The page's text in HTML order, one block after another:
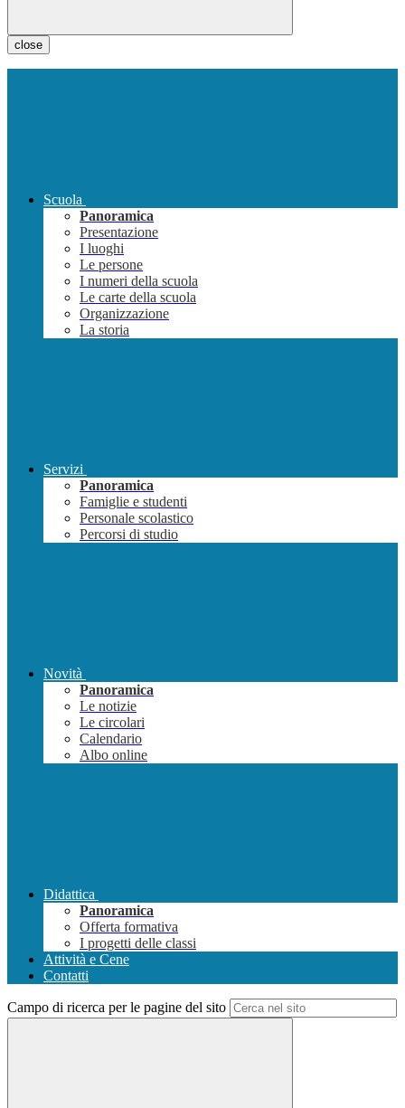
close
Scuola
Panoramica
Presentazione
I luoghi
Le persone
I numeri della scuola
Le carte della scuola
Organizzazione
La storia
Servizi
Panoramica
Famiglie e studenti
Personale scolastico
Percorsi di studio
Novità
Panoramica
Le notizie
Le circolari
Calendario
Albo online
Didattica
Panoramica
Offerta formativa
I progetti delle classi
Attività e Cene
Contatti
Campo di ricerca per le pagine del sito